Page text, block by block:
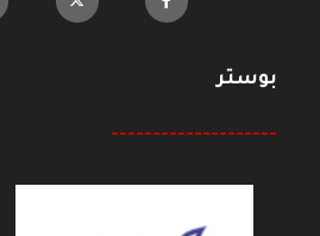
بوستر
--------------------